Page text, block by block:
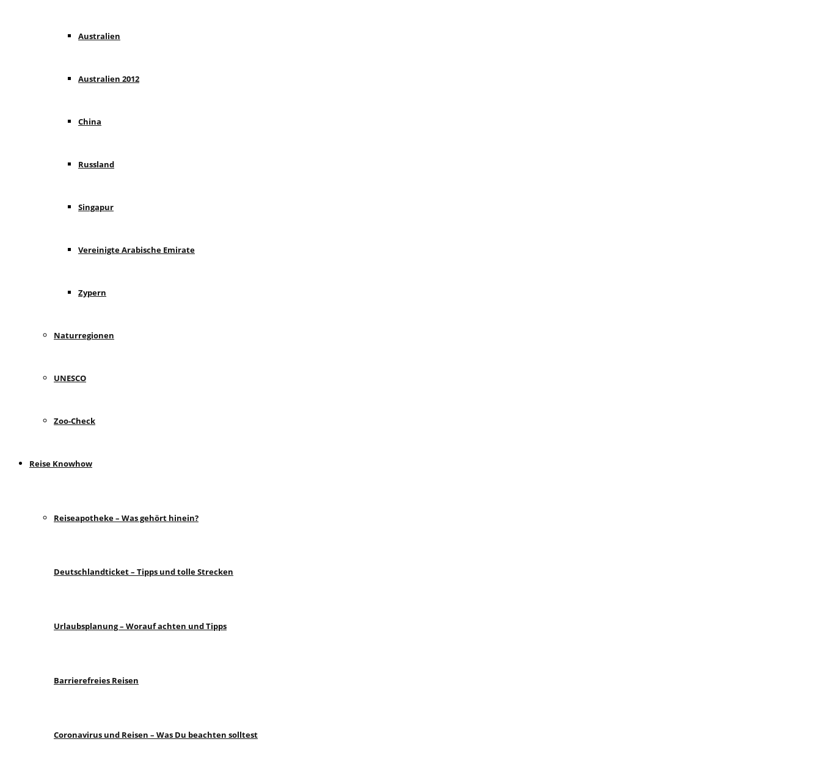
Australien
Australien 2012
China
Russland
Singapur
Vereinigte Arabische Emirate
Zypern
Naturregionen
UNESCO
Zoo-Check
Reise Knowhow
Reiseapotheke – Was gehört hinein?
Deutschlandticket – Tipps und tolle Strecken
Urlaubsplanung – Worauf achten und Tipps
Barrierefreies Reisen
Coronavirus und Reisen – Was Du beachten solltest